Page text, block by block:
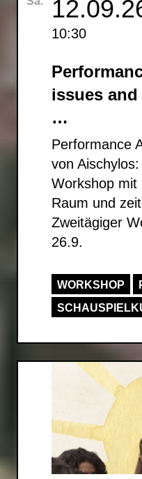
10:30
issues
…
Performance
von
Workshop mit
Raum und
Zweitägiger
26.9.
WORKSHOP